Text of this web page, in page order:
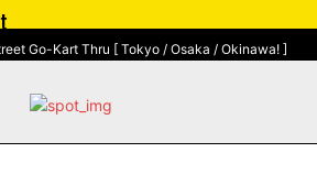
Go-Kart Thru [ Tokyo / Osaka / Okinawa! ]